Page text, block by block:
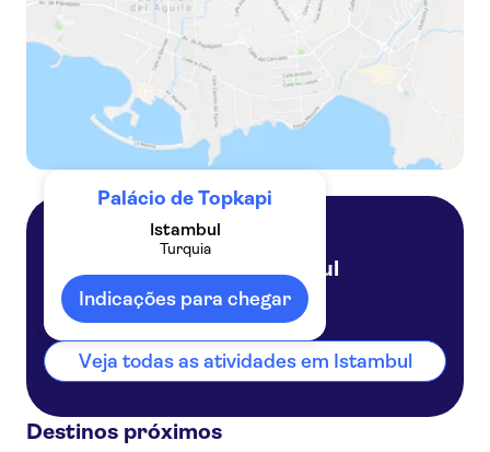
Palácio de Topkapi
Istambul
Turquia
Indicações para chegar
Istambul
Turquia
Veja todas as atividades em Istambul
Destinos próximos